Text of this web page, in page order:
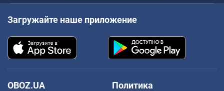
Загружайте наше приложение
OBOZ.UA
Политика